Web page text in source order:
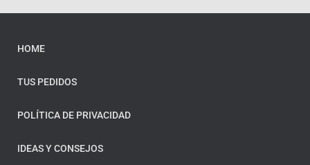
HOME
TUS PEDIDOS
POLÍTICA DE PRIVACIDAD
IDEAS Y CONSEJOS